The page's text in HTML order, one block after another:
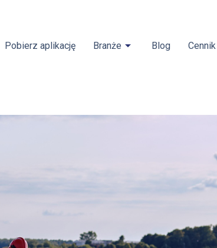
Pobierz aplikację Branże Blog Cennik